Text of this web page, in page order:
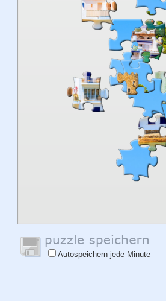
Autospeichern jede Minute